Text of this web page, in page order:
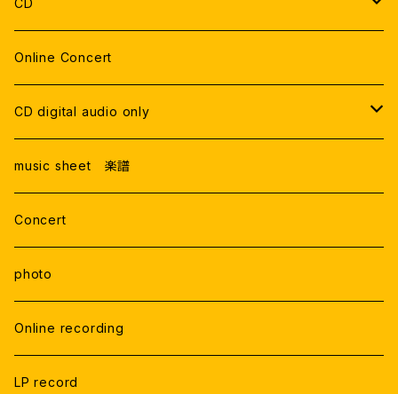
THE GATE
TRIO
ONLINE LIVE
RECORDING
DVDデータ
CD
Live Recording
Studio Recording
Online Concert
CD digital audio only
Live Recording
Studio Rercording
music sheet 楽譜
Concert
photo
Online recording
LP record